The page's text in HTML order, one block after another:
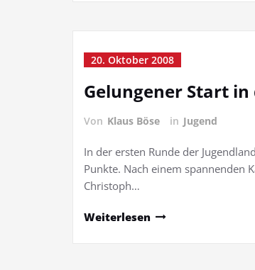
20. Oktober 2008
Gelungener Start in
Von Klaus Böse in Jugend
In der ersten Runde der
Punkte. Nach einem spannenden
Christoph…
Weiterlesen